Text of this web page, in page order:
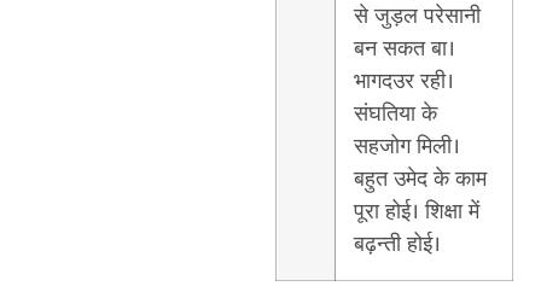
से जुड़ल परेसानी
बन सकत बा।
भागदउर रही।
संघतिया के
सहजोग मिली।
बहुत उमेद के काम
पूरा होई। शिक्षा में
बढ़न्ती होई।